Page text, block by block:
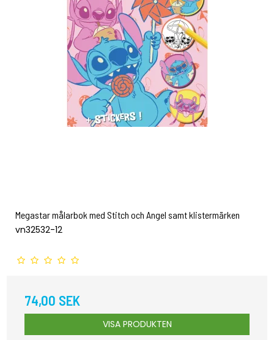
Megastar målarbok med Stitch och Angel samt klistermärken
vn32532-12
74,00 SEK
VISA PRODUKTEN